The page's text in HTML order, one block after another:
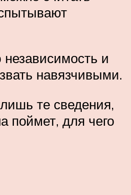
и
навязчивыми.
те сведения,
поймет, для чего